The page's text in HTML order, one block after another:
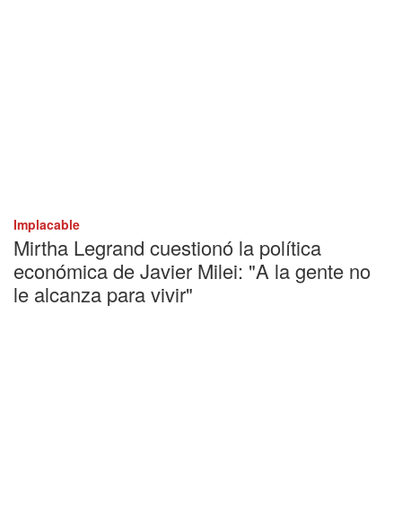
Implacable
Mirtha Legrand cuestionó la política
económica de Javier Milei: "A la gente no
le alcanza para vivir"